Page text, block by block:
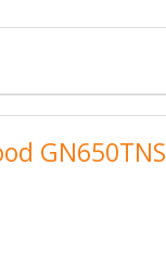
GN650TNS